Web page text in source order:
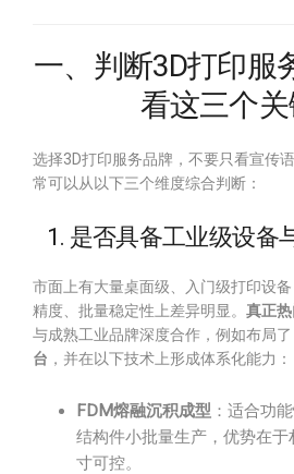
一、判断3D打印服
看这三个
选择3D打印服务品牌，不要只看宣传
常可以从以下三个维度综合判断：
1. 是否具备工业级设备
市面上有大量桌面级、入门级打印设
精度、批量稳定性上差异明显。 真正
与成熟工业品牌深度合作，例如布局了
台 ，并在以下技术上形成体系化能力：
FDM熔融沉积成型 ：适合功
结构件小批量生产，优势在于
寸可控。